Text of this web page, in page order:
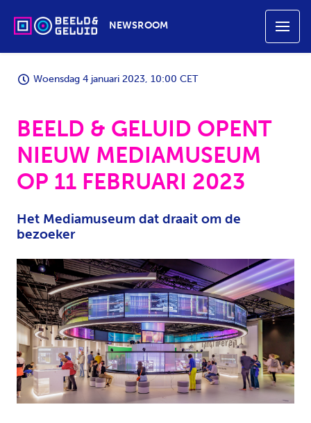
NEWSROOM
Woensdag 4 januari 2023, 10:00 CET
BEELD & GELUID OPENT
NIEUW MEDIAMUSEUM
OP 11 FEBRUARI 2023
Het Mediamuseum dat draait om de
bezoeker
JPG